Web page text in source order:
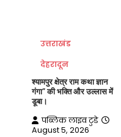
उत्तराखंड
देहरादून
श्यामपुर क्षेत्र राम कथा ज्ञान
गंगा” की भक्ति और उल्लास में
डूबा।
पब्लिक लाइव टुडे
August 5, 2026